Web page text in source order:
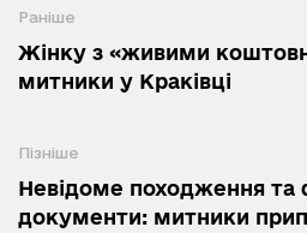
Раніше
Жінку з «живими
митники у Краківці
Пізніше
Невідоме походження та
документи: митники